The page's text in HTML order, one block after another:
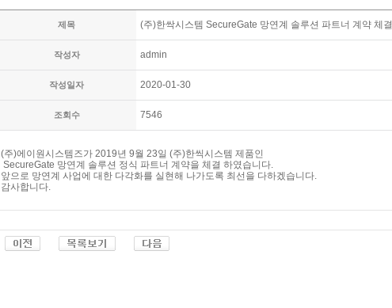
제목 (주)한싹시스템 SecureGate 망연계 솔루션 파트너 계약 체결
작성자 admin
작성일자 2020-01-30
조회수 7546
(주)에이원시스템즈가 2019년 9월 23일 (주)한씩시스템 제품인
SecureGate 망연계 솔루션 정식 파트너 계약을 체결 하였습니다.
앞으로 망연계 사업에 대한 다각화를 실현해 나가도록 최선을 다하겠습니다.
감사합니다.